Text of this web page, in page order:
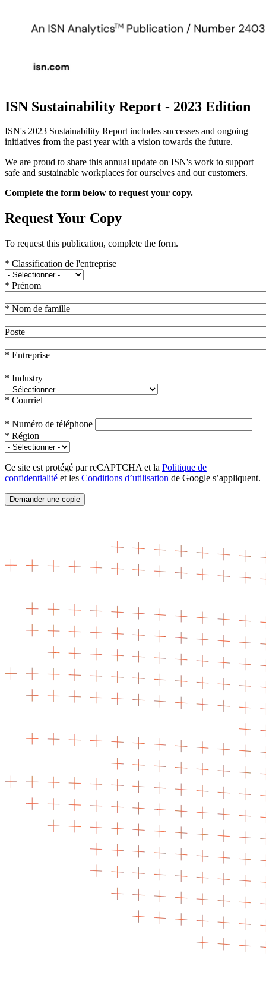
ISN Sustainability Report - 2023 Edition
ISN's 2023 Sustainability Report includes successes and ongoing
initiatives from the past year with a vision towards the future.
We are proud to share this annual update on ISN's work to support
safe and sustainable workplaces for ourselves and our customers.
Complete the form below to request your copy.
Request Your Copy
To request this publication, complete the form.
* Classification de l'entreprise
* Prénom
* Nom de famille
Poste
* Entreprise
* Industry
* Courriel
* Numéro de téléphone
* Région
Ce site est protégé par reCAPTCHA et la Politique de
confidentialité et les Conditions d’utilisation de Google s’appliquent.
Demander une copie